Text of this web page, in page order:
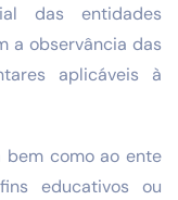
das entidades
a observância das
aplicáveis à
como ao ente
educativos ou